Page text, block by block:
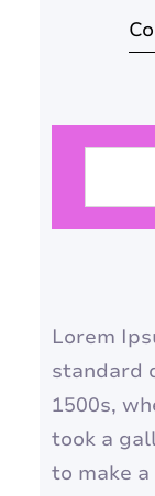
s
a
r
Lorem
standard
1500s,
took a
to make